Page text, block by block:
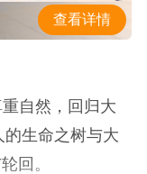
查看详情
自然，回归大
生命之树与大
回。